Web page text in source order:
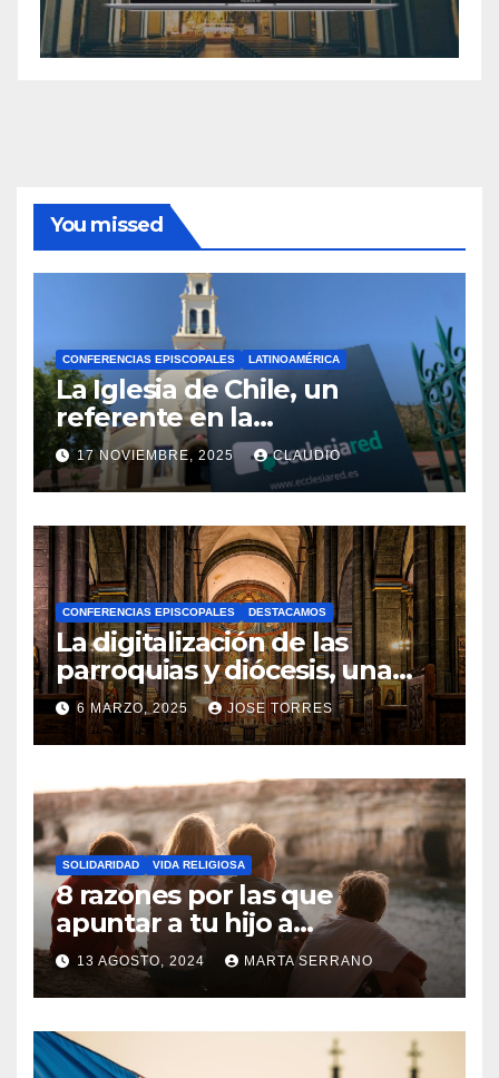
You missed
CONFERENCIAS EPISCOPALES LATINOAMÉRICA
La Iglesia de Chile, un
referente en la
transformación digital
gracias a Ecclesiared
17 NOVIEMBRE, 2025 CLAUDIO
N
O
H
A
Y
C
O
M
N
T
A
R
I
O
S
CONFERENCIAS EPISCOPALES DESTACAMOS
La digitalización de las
parroquias y diócesis, una
realidad ya para el futuro de
la Iglesia
6 MARZO, 2025 JOSE TORRES
N
O
H
A
Y
SOLIDARIDAD VIDA RELIGIOSA
8 razones por las que
apuntar a tu hijo a
Catequesis
13 AGOSTO, 2024 MARTA SERRANO
N
O